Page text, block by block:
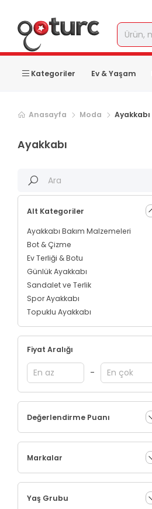
Kategoriler Ev & Yaşam
Sonraki ürün sayfası, sayfa2
Anasayfa Moda Ayakkabı
Ayakkabı
Alt Kategoriler
Ayakkabı Bakım Malzemeleri
Bot & Çizme
Ev Terliği & Botu
Günlük Ayakkabı
Sandalet ve Terlik
Spor Ayakkabı
Topuklu Ayakkabı
Fiyat Aralığı
-
Değerlendirme Puanı
Markalar
Yaş Grubu